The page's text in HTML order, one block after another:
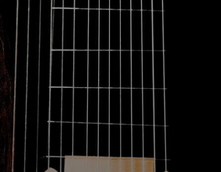
Programadores
Contacto
EN
mendialduamusic@gmail.com